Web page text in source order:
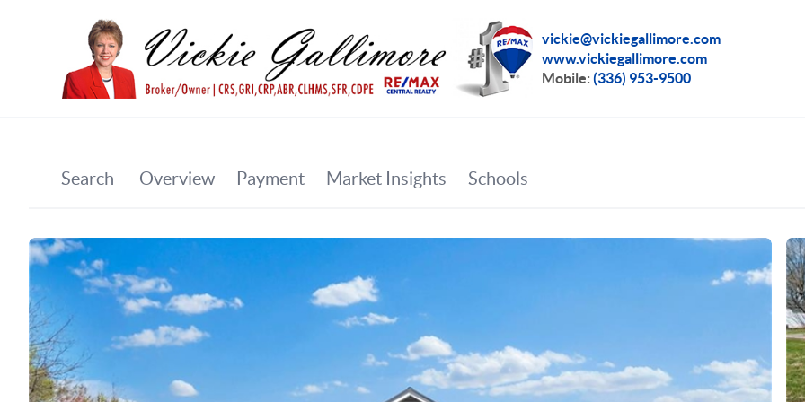
vickie@vickiegallimore.com
www.vickiegallimore.com
Mobile:(336) 953-9500